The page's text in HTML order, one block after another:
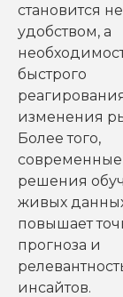
становится
удобством, а
быстрого
изменения
Более того,
современные
решения
живых
повышает
прогноза и
инсайтов.